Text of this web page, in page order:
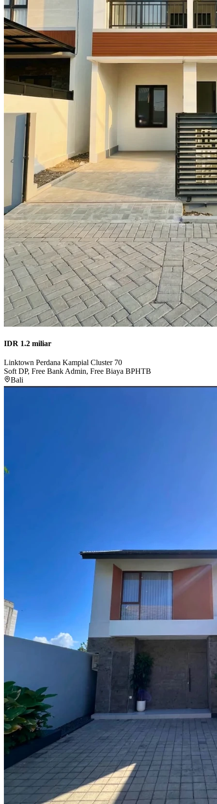
IDR 1.2 miliar
Linktown Perdana Kampial Cluster 70
Soft DP, Free Bank Admin, Free Biaya BPHTB
Bali